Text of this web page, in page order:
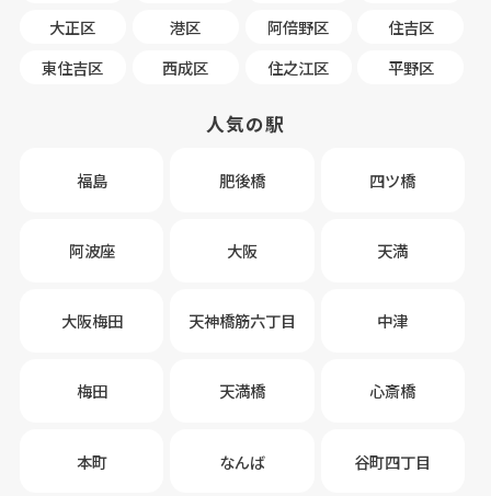
大正区
港区 阿倍野区
住吉区
東住吉区
西成区 住之江区 平野区
人気の駅
福島 肥後橋 四ツ橋
阿波座 大阪 天満
大阪梅田 天神橋筋六丁目 中津
梅田 天満橋 心斎橋
本町 なんば 谷町四丁目